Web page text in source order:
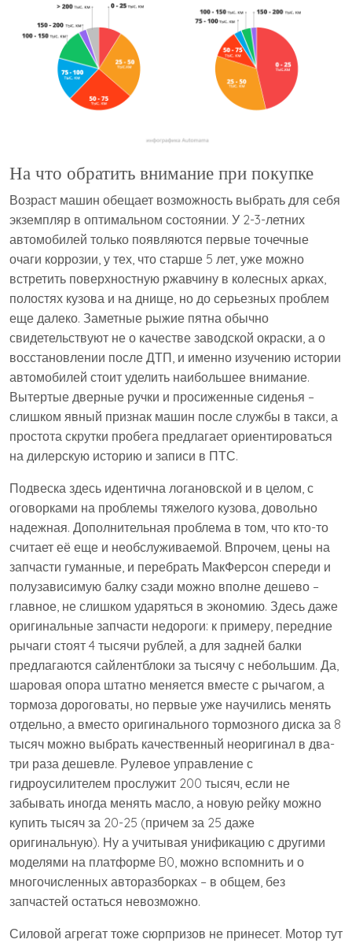
На что обратить внимание при покупке
Возраст машин обещает возможность выбрать для себя
экземпляр в оптимальном состоянии. У 2-3-летних
автомобилей только появляются первые точечные
очаги коррозии, у тех, что старше 5 лет, уже можно
встретить поверхностную ржавчину в колесных арках,
полостях кузова и на днище, но до серьезных проблем
еще далеко. Заметные рыжие пятна обычно
свидетельствуют не о качестве заводской окраски, а о
восстановлении после ДТП, и именно изучению истории
автомобилей стоит уделить наибольшее внимание.
Вытертые дверные ручки и просиженные сиденья –
слишком явный признак машин после службы в такси, а
простота скрутки пробега предлагает ориентироваться
на дилерскую историю и записи в ПТС.
Подвеска здесь идентична логановской и в целом, с
оговорками на проблемы тяжелого кузова, довольно
надежная. Дополнительная проблема в том, что кто-то
считает её еще и необслуживаемой. Впрочем, цены на
запчасти гуманные, и перебрать МакФерсон спереди и
полузависимую балку сзади можно вполне дешево –
главное, не слишком ударяться в экономию. Здесь даже
оригинальные запчасти недороги: к примеру, передние
рычаги стоят 4 тысячи рублей, а для задней балки
предлагаются сайлентблоки за тысячу с небольшим. Да,
шаровая опора штатно меняется вместе с рычагом, а
тормоза дороговаты, но первые уже научились менять
отдельно, а вместо оригинального тормозного диска за 8
тысяч можно выбрать качественный неоригинал в два-
три раза дешевле. Рулевое управление с
гидроусилителем прослужит 200 тысяч, если не
забывать иногда менять масло, а новую рейку можно
купить тысяч за 20-25 (причем за 25 даже
оригинальную). Ну а учитывая унификацию с другими
моделями на платформе B0, можно вспомнить и о
многочисленных авторазборках – в общем, без
запчастей остаться невозможно.
Силовой агрегат тоже сюрпризов не принесет. Мотор тут